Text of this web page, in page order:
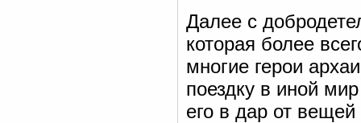
Далее с
которая более
многие герои
поездку в иной
его в дар от